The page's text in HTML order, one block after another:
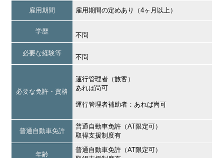
雇用期間 雇用期間の定めあり（4ヶ月以上）
学歴
不問
必要な経験等
不問
必要な免許・資格
運行管理者（旅客）
あれば尚可
運行管理者補助者：あれば尚可
普通自動車免許
普通自動車免許（AT限定可）
取得支援制度有
年齢
普通自動車免許（AT限定可）